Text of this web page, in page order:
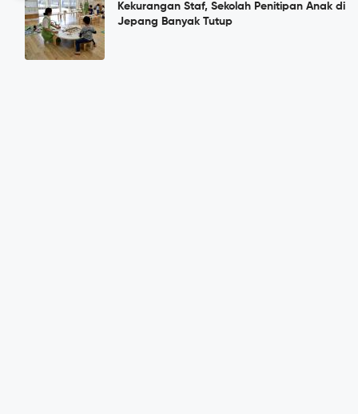
Kekurangan Staf, Sekolah Penitipan Anak di
Jepang Banyak Tutup